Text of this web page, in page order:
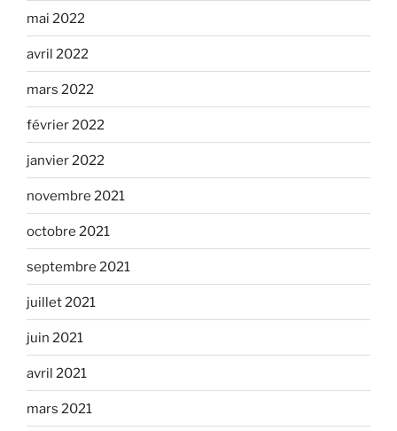
mai 2022
avril 2022
mars 2022
février 2022
janvier 2022
novembre 2021
octobre 2021
septembre 2021
juillet 2021
juin 2021
avril 2021
mars 2021